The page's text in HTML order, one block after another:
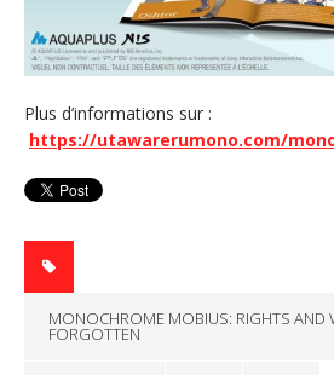
Plus d’informations sur :
https://utawarerumono.com/
MONOCHROME MOBIUS: RIGHTS AND
FORGOTTEN